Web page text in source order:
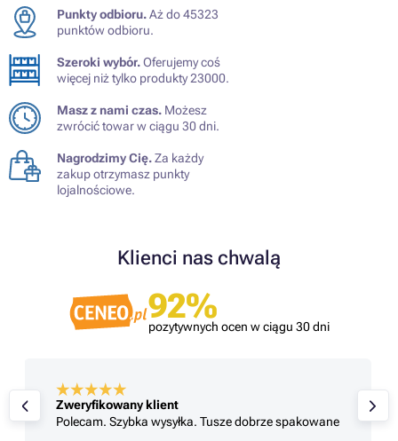
Punkty odbioru.Aż do 45323
punktów odbioru.
Szeroki wybór.Oferujemy coś
więcej niż tylko produkty 23000.
Masz z nami czas. Możesz
zwrócić towar w ciągu 30 dni.
Nagrodzimy Cię.Za każdy
zakup otrzymasz punkty
lojalnościowe.
Klienci nas chwalą
92%
pozytywnych ocen w ciągu 30 dni
Zweryfikowany klient
Polecam. Szybka wysyłka. Tusze dobrze spakowane